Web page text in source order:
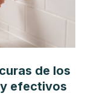
de los
efectivos